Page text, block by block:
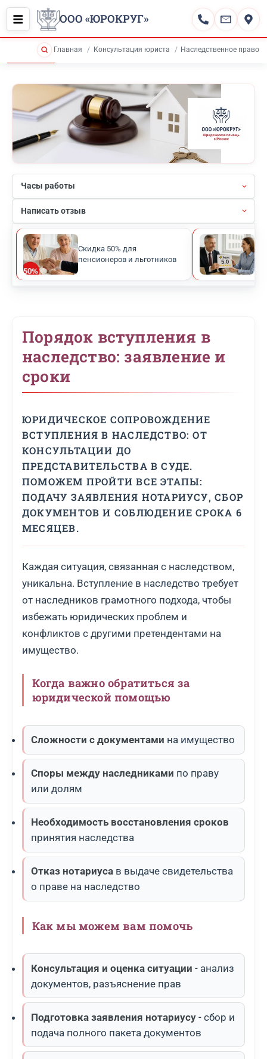
ООО «ЮРОКРУГ»
Главная Консультация юриста Наследственное право
Часы работы
Написать отзыв
Скидка 50% для
пенсионеров и льготников
Порядок вступления в
наследство: заявление и
сроки
ЮРИДИЧЕСКОЕ СОПРОВОЖДЕНИЕ
ВСТУПЛЕНИЯ В НАСЛЕДСТВО: ОТ
КОНСУЛЬТАЦИИ ДО
ПРЕДСТАВИТЕЛЬСТВА В СУДЕ.
ПОМОЖЕМ ПРОЙТИ ВСЕ ЭТАПЫ:
ПОДАЧУ ЗАЯВЛЕНИЯ НОТАРИУСУ, СБОР
ДОКУМЕНТОВ И СОБЛЮДЕНИЕ СРОКА 6
МЕСЯЦЕВ.
Каждая ситуация, связанная с наследством,
уникальна. Вступление в наследство требует
от наследников грамотного подхода, чтобы
избежать юридических проблем и
конфликтов с другими претендентами на
имущество.
Когда важно обратиться за
юридической помощью
Сложности с документами на имущество
Споры между наследниками по праву
или долям
Необходимость восстановления сроков
принятия наследства
Отказ нотариуса в выдаче свидетельства
о праве на наследство
Как мы можем вам помочь
Консультация и оценка ситуации - анализ
документов, разъяснение прав
Подготовка заявления нотариусу - сбор и
подача полного пакета документов